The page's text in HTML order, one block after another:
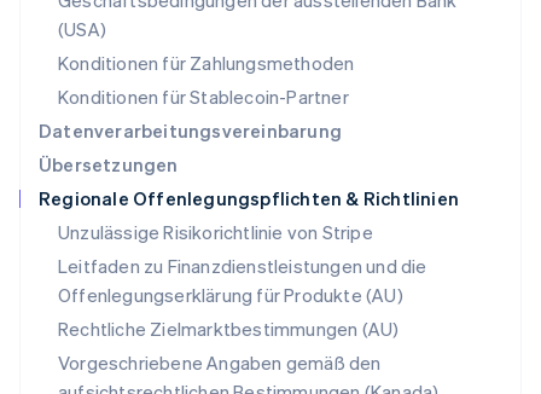
(USA)
Konditionen für Zahlungsmethoden
Konditionen für Stablecoin-Partner
Datenverarbeitungsvereinbarung
Übersetzungen
Regionale Offenlegungspflichten & Richtlinien
Unzulässige Risikorichtlinie von Stripe
Leitfaden zu Finanzdienstleistungen und die
Offenlegungserklärung für Produkte (AU)
Rechtliche Zielmarktbestimmungen (AU)
Vorgeschriebene Angaben gemäß den
Svenska
Deutsch Français Italiano English
Singapur
Slowakei
English
Slowenien
English Italiano
Sonderverwaltungsregion Hongkong,
China
English简体中文
Spanien
Thailand